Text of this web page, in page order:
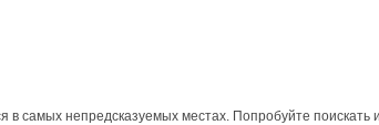
самых непредсказуемых местах. Попробуйте поискать